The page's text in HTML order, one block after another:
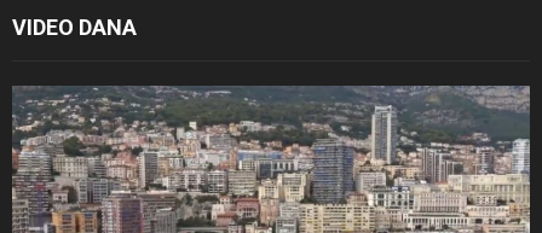
VIDEO DANA